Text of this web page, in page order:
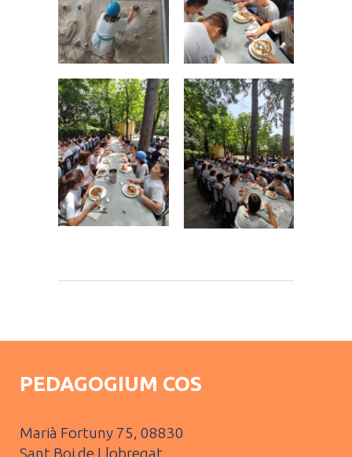
PEDAGOGIUM COS
Marià Fortuny 75, 08830
Sant Boi de Llobregat